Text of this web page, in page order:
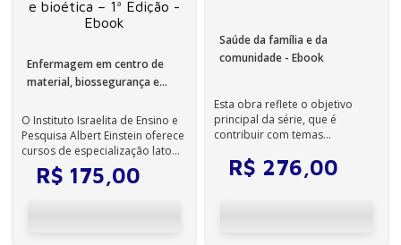
Enfermagem em centro de
material, biossegurança e
O Instituto Israelita de Ensino e
Pesquisa Albert Einstein oferece
cursos de especialização lato
sensu para diversas áre...
R$ 175,00
Saúde da família e da
comunidade - Ebook
Esta obra reflete o objetivo
principal da série, que é
contribuir com temas
conhecimento ...
R$ 276,00